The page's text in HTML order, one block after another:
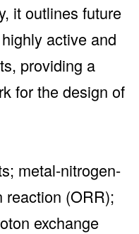
it outlines future
active and
providing a
for the design of
metal-nitrogen-
reaction (ORR);
exchange